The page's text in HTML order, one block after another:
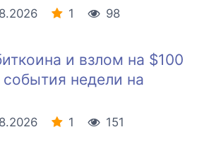
1
98
и взлом на $100
недели на
1
151